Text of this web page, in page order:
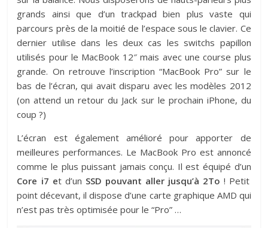
grands ainsi que d’un trackpad bien plus vaste qui
parcours près de la moitié de l’espace sous le clavier. Ce
dernier utilise dans les deux cas les switchs papillon
utilisés pour le MacBook 12″ mais avec une course plus
grande. On retrouve l’inscription “MacBook Pro” sur le
bas de l’écran, qui avait disparu avec les modèles 2012
(on attend un retour du Jack sur le prochain iPhone, du
coup ?)
L’écran est également amélioré pour apporter de
meilleures performances. Le MacBook Pro est annoncé
comme le plus puissant jamais conçu. Il est équipé d’un
Core i7 et d’un SSD pouvant aller jusqu’à 2To ! Petit
point décevant, il dispose d’une carte graphique AMD qui
n’est pas très optimisée pour le “Pro” …